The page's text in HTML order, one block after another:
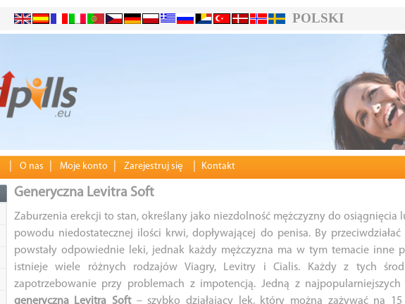
POLSKI
O nas Moje konto Zarejestruj siȩ Kontakt
Generyczna Levitra Soft
Zaburzenia erekcji to stan, określany jako niezdolność mężczyzny do osiągnięcia
powodu niedostatecznej ilości krwi, dopływającej do penisa. By
powstały odpowiednie leki, jednak każdy mężczyzna ma w tym temacie inne
istnieje wiele różnych rodzajów Viagry, Levitry i Cialis. Każdy z tych
zapotrzebowanie przy problemach z impotencją. Jedną z
generyczna Levitra Soft – szybko działający lek, który można zażywać na